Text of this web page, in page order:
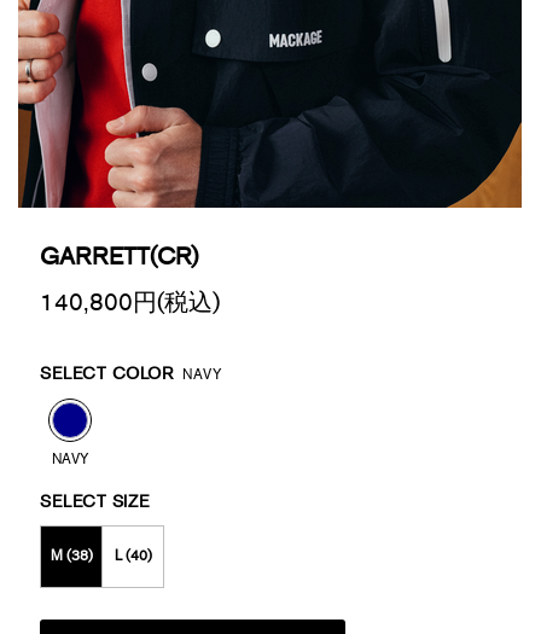
GARRETT(CR)
140,800円(税込)
Variations
SELECT COLOR NAVY
NAVY
SELECT SIZE
M (38) L (40)